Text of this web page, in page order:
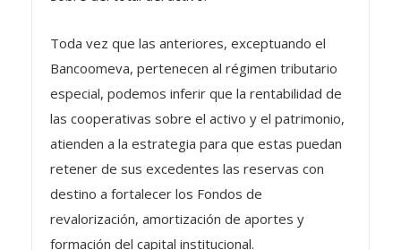
Bancoomeva, pertenecen al régimen tributario
especial, podemos inferir que la rentabilidad de
las cooperativas sobre el activo y el patrimonio,
atienden a la estrategia para que estas puedan
retener de sus excedentes las reservas con
destino a fortalecer los Fondos de
revalorización, amortización de aportes y
formación del capital institucional.